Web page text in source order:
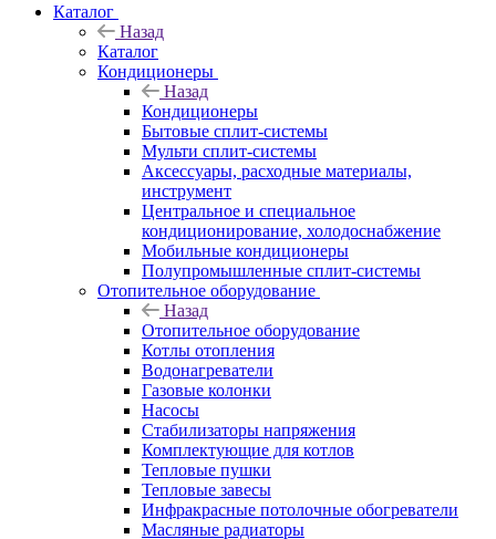
Каталог
Назад
Каталог
Кондиционеры
Назад
Кондиционеры
Бытовые сплит-системы
Мульти сплит-системы
Аксессуары, расходные материалы,
инструмент
Центральное и специальное
кондиционирование, холодоснабжение
Мобильные кондиционеры
Полупромышленные сплит-системы
Отопительное оборудование
Назад
Отопительное оборудование
Котлы отопления
Водонагреватели
Газовые колонки
Насосы
Стабилизаторы напряжения
Комплектующие для котлов
Тепловые пушки
Тепловые завесы
Инфракрасные потолочные обогреватели
Масляные радиаторы